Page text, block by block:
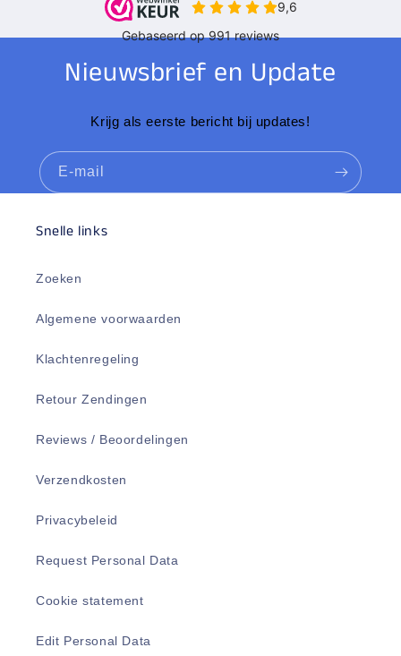
Nieuwsbrief en Update
Krijg als eerste bericht bij updates!
E‑mail
Snelle links
Zoeken
Algemene voorwaarden
Klachtenregeling
Retour Zendingen
Reviews / Beoordelingen
Verzendkosten
Privacybeleid
Request Personal Data
Cookie statement
Edit Personal Data